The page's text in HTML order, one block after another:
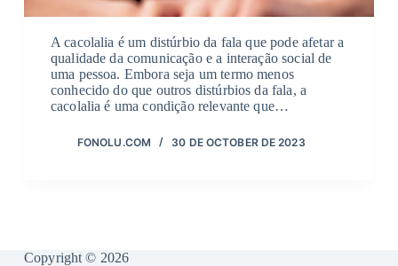
A cacolalia é um distúrbio da fala que pode afetar a
qualidade da comunicação e a interação social de
uma pessoa. Embora seja um termo menos
conhecido do que outros distúrbios da fala, a
cacolalia é uma condição relevante que…
FONOLU.COM 30 DE OCTOBER DE 2023
Copyright © 2026